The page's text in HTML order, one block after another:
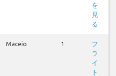
を
見
る
Maceio 1
フ
ラ
イ
ト